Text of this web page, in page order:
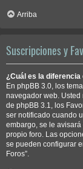
Arriba
Suscripciones y
¿Cuál es la
En phpBB 3.0, los
navegador web.
de phpBB 3.1, los
ser notificado cuando
embargo, se le
propio foro. Las
se pueden configurar
Foros”.